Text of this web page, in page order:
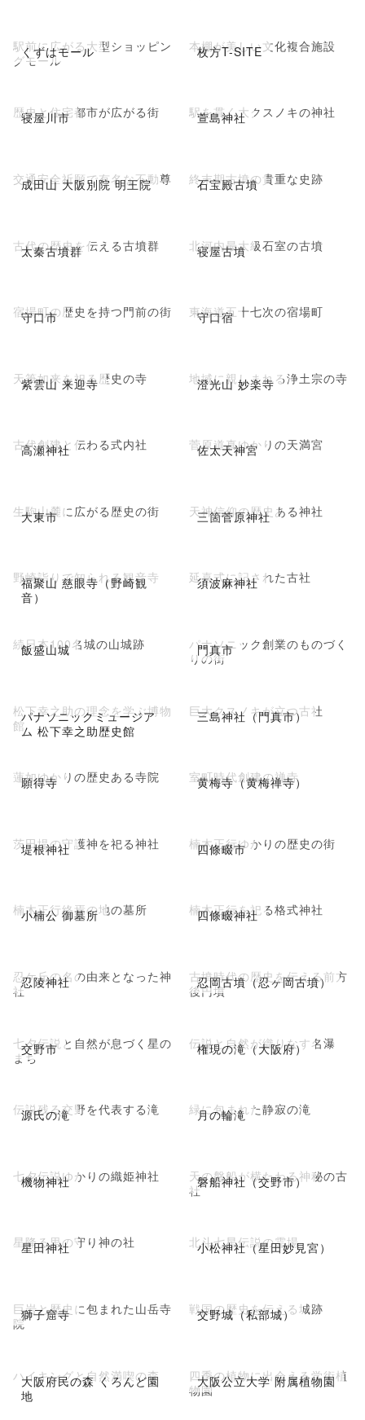
くずはモール
駅前に広がる大型ショッピン
グモール
枚方T-SITE
本棚が美しい文化複合施設
寝屋川市
歴史と住宅都市が広がる街 萱島神社
駅を貫く大クスノキの神社
成田山 大阪別院 明王院
交通安全祈願で有名な不動尊 石宝殿古墳
終末期古墳の貴重な史跡
太秦古墳群
古代の歴史を伝える古墳群 寝屋古墳
北河内最大級石室の古墳
守口市
宿場町の歴史を持つ門前の街 守口宿
東海道五十七次の宿場町
紫雲山 来迎寺
天筆如来を祀る歴史の寺 澄光山 妙楽寺
地域に親しまれる浄土宗の寺
高瀬神社
古代創建と伝わる式内社 佐太天神宮
菅原道真ゆかりの天満宮
大東市
生駒山麓に広がる歴史の街 三箇菅原神社
天神信仰の歴史ある神社
福聚山 慈眼寺（野崎観
音）
野崎詣りで知られる観音寺 須波麻神社
延喜式に記された古社
飯盛山城
続日本100名城の山城跡 門真市
パナソニック創業のものづく
りの街
パナソニックミュージア
ム 松下幸之助歴史館
松下幸之助の理念を学ぶ博物
館
三島神社（門真市）
巨大クスノキが立つ古社
願得寺
蓮如ゆかりの歴史ある寺院 黄梅寺（黄梅禅寺）
室町時代創建の禅寺
堤根神社
茨田堤の守護神を祀る神社 四條畷市
楠木正行ゆかりの歴史の街
小楠公 御墓所
楠木正行終焉の地の墓所 四條畷神社
楠木正行を祀る格式神社
忍陵神社
忍ケ丘の名の由来となった神
社
忍岡古墳（忍ヶ岡古墳）
古墳時代の歴史を伝える前方
後円墳
交野市
七夕伝説と自然が息づく星の
まち
権現の滝（大阪府）
伝説と自然が織りなす名瀑
源氏の滝
伝説残る交野を代表する滝 月の輪滝
緑に包まれた静寂の滝
機物神社
七夕伝説ゆかりの織姫神社 磐船神社（交野市）
天の磐船が横たわる神秘の古
社
星田神社
星降る里の守り神の社 小松神社（星田妙見宮）
北斗七星伝説の霊場
獅子窟寺
巨岩と歴史に包まれた山岳寺
院
交野城（私部城）
戦国の歴史を伝える城跡
大阪府民の森 くろんど園
地
ハイキングと自然満喫の森 大阪公立大学 附属植物園
四季の植物に出会える学術植
物園